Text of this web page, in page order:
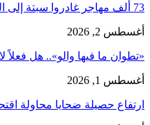
73 ألف مهاجر غادروا سبتة إلى المغرب وعدد القتلى يرتفع لـ71
أغسطس 2, 2026
«تطوان ما فيها والو».. هل فعلاً
أغسطس 1, 2026
ارتفاع حصيلة ضحايا محاولة اقتحام سبتة إلى